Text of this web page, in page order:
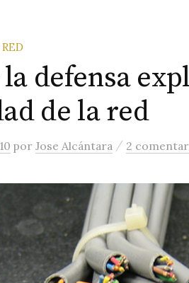
defensa
de la red
por Jose Alcántara / 2